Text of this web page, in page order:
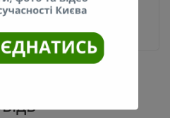
в Альбукерке. Загибла, 42-